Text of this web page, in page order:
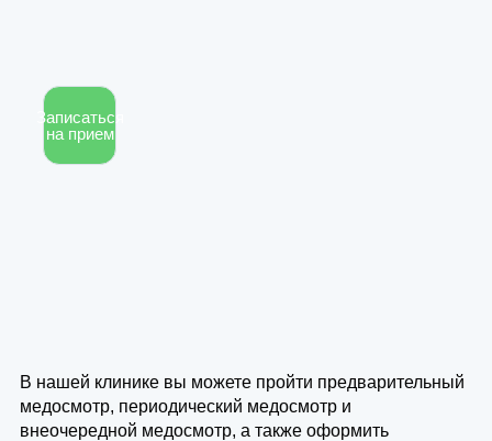
Записаться
на прием
В нашей клинике вы можете пройти предварительный
медосмотр, периодический медосмотр и
внеочередной медосмотр, а также оформить